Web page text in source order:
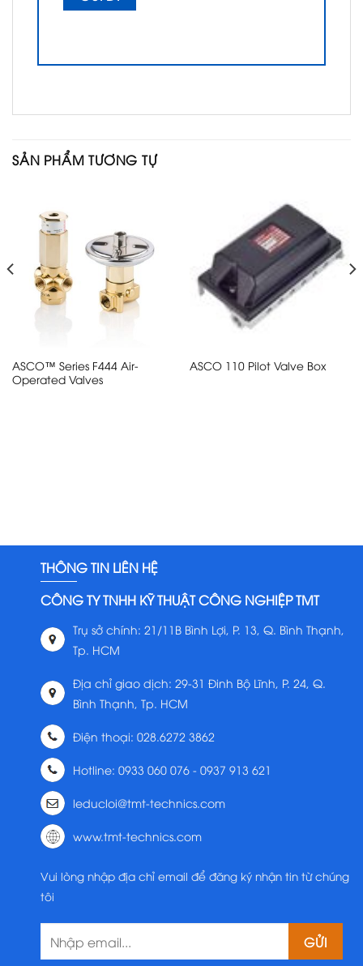
SẢN PHẨM TƯƠNG TỰ
ASCO™ Series F444 Air-
Operated Valves
ASCO 110 Pilot Valve Box
THÔNG TIN LIÊN HỆ
CÔNG TY TNHH KỸ THUẬT CÔNG NGHIỆP TMT
Trụ sở chính: 21/11B Bình Lợi, P. 13, Q. Bình Thạnh,
Tp. HCM
Địa chỉ giao dịch: 29-31 Đinh Bộ Lĩnh, P. 24, Q.
Bình Thạnh, Tp. HCM
Điện thoại: 028.6272 3862
Hotline: 0933 060 076 - 0937 913 621
leducloi@tmt-technics.com
www.tmt-technics.com
Vui lòng nhập địa chỉ email để đăng ký nhận tin từ chúng
tôi